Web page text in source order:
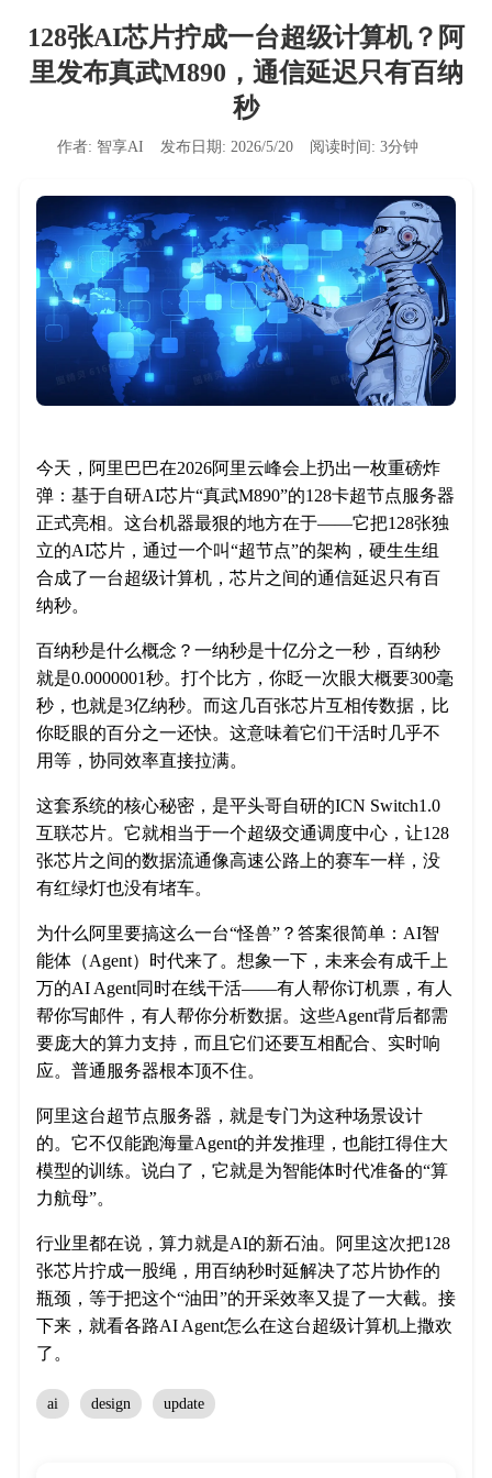
128张AI芯片拧成一台超级计算机？阿
里发布真武M890，通信延迟只有百纳
秒
作者: 智享AI 发布日期: 2026/5/20 阅读时间: 3分钟
今天，阿里巴巴在2026阿里云峰会上扔出一枚重磅炸
弹：基于自研AI芯片“真武M890”的128卡超节点服务器
正式亮相。这台机器最狠的地方在于——它把128张独
立的AI芯片，通过一个叫“超节点”的架构，硬生生组
合成了一台超级计算机，芯片之间的通信延迟只有百
纳秒。
百纳秒是什么概念？一纳秒是十亿分之一秒，百纳秒
就是0.0000001秒。打个比方，你眨一次眼大概要300毫
秒，也就是3亿纳秒。而这几百张芯片互相传数据，比
你眨眼的百分之一还快。这意味着它们干活时几乎不
用等，协同效率直接拉满。
这套系统的核心秘密，是平头哥自研的ICN Switch1.0
互联芯片。它就相当于一个超级交通调度中心，让128
张芯片之间的数据流通像高速公路上的赛车一样，没
有红绿灯也没有堵车。
为什么阿里要搞这么一台“怪兽”？答案很简单：AI智
能体（Agent）时代来了。想象一下，未来会有成千上
万的AI Agent同时在线干活——有人帮你订机票，有人
帮你写邮件，有人帮你分析数据。这些Agent背后都需
要庞大的算力支持，而且它们还要互相配合、实时响
应。普通服务器根本顶不住。
阿里这台超节点服务器，就是专门为这种场景设计
的。它不仅能跑海量Agent的并发推理，也能扛得住大
模型的训练。说白了，它就是为智能体时代准备的“算
力航母”。
行业里都在说，算力就是AI的新石油。阿里这次把128
张芯片拧成一股绳，用百纳秒时延解决了芯片协作的
瓶颈，等于把这个“油田”的开采效率又提了一大截。接
下来，就看各路AI Agent怎么在这台超级计算机上撒欢
了。
ai design update